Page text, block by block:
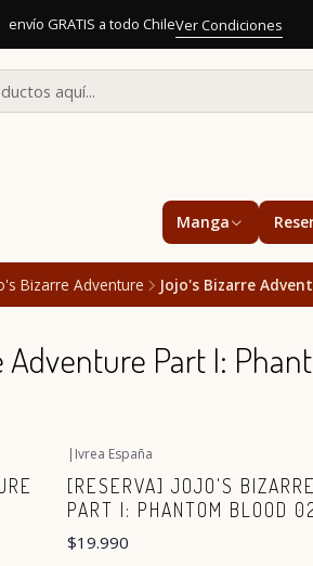
Manga
envío GRATIS a todo ChileVer Condiciones
Bizarre Adventure Jojo's Bizarre
Adventure Part I:
| Ivrea España
[RESERVA] JOJO'S
PART I: PHANTOM BLOOD
$19.990